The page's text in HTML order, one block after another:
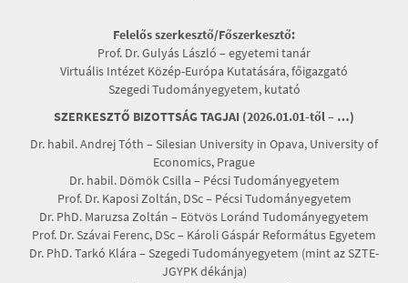
Felelős szerkesztő/Főszerkesztő:
Prof. Dr. Gulyás László – egyetemi tanár
Virtuális Intézet Közép-Európa Kutatására, főigazgató
Szegedi Tudományegyetem, kutató
SZERKESZTŐ BIZOTTSÁG TAGJAI (2026.01.01-től – …)
Dr. habil. Andrej Tóth – Silesian University in Opava, University of
Economics, Prague
Dr. habil. Dömök Csilla – Pécsi Tudományegyetem
Prof. Dr. Kaposi Zoltán, DSc – Pécsi Tudományegyetem
Dr. PhD. Maruzsa Zoltán – Eötvös Loránd Tudományegyetem
Prof. Dr. Szávai Ferenc, DSc – Károli Gáspár Református Egyetem
Dr. PhD. Tarkó Klára – Szegedi Tudományegyetem (mint az SZTE-
JGYPK dékánja)